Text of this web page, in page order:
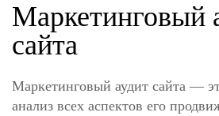
Маркетинговый
сайта
Маркетинговый аудит сайта —
анализ всех аспектов его